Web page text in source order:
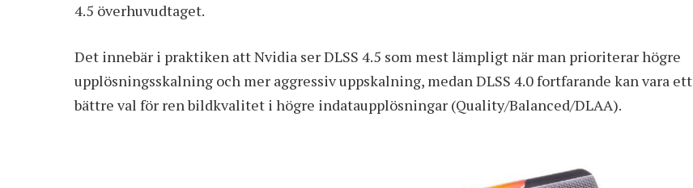
4.5 överhuvudtaget.
Det innebär i praktiken att Nvidia ser DLSS 4.5 som mest lämpligt när man prioriterar högre
upplösningsskalning och mer aggressiv uppskalning, medan DLSS 4.0 fortfarande kan vara ett
bättre val för ren bildkvalitet i högre indataupplösningar (Quality/Balanced/DLAA).